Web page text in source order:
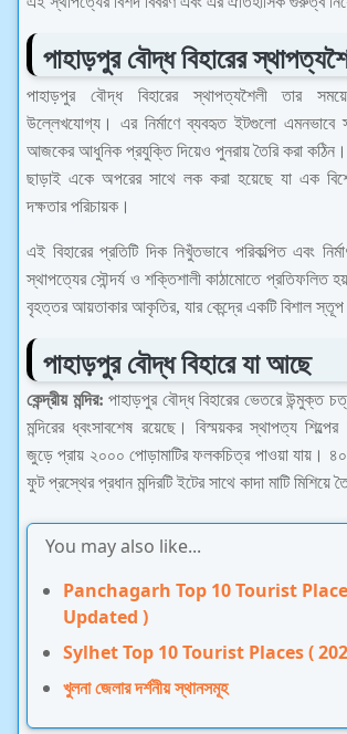
পাহাড়পুর বৌদ্ধ বিহারের
পাহাড়পুর বৌদ্ধ বিহারের স্থাপত্যশৈলী তার
উল্লেখযোগ্য। এর নির্মাণে ব্যবহৃত ইটগুলো এমনভাবে
আজকের আধুনিক প্রযুক্তি দিয়েও পুনরায় তৈরি করা কঠিন।
ছাড়াই একে অপরের সাথে লক করা হয়েছে যা এক বিশেষ
দক্ষতার পরিচায়ক।
এই বিহারের প্রতিটি দিক নিখুঁতভাবে পরিকল্পিত এবং
স্থাপত্যের সৌন্দর্য ও শক্তিশালী কাঠামোতে প্রতিফলিত
বৃহত্তর আয়তাকার আকৃতির, যার কেন্দ্রে একটি বিশাল স্তূপ
পাহাড়পুর বৌদ্ধ বিহারে যা আছে
কেন্দ্রীয় মন্দির: পাহাড়পুর বৌদ্ধ বিহারের ভেতরে উন্মুক্ত
মন্দিরের ধ্বংসাবশেষ রয়েছে। বিস্ময়কর স্থাপত্য শিল্পের
জুড়ে প্রায় ২০০০ পোড়ামাটির ফলকচিত্র পাওয়া যায়।
ফুট প্রস্থের প্রধান মন্দিরটি ইটের সাথে কাদা মাটি মিশিয়ে
You may also like...
Panchagarh Top 10 Tourist
Updated )
Sylhet Top 10 Tourist Places (
খুলনা জেলার দর্শনীয় স্থানসমূহ